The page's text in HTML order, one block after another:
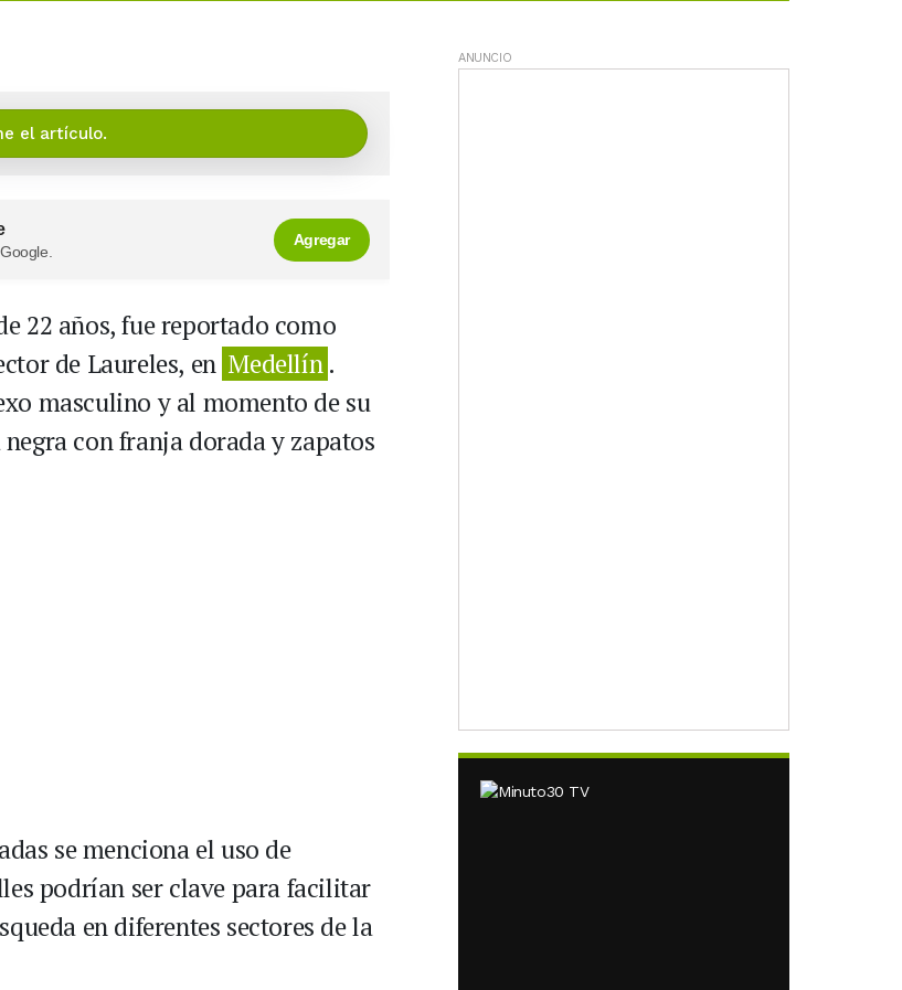
el artículo.
Agregar
22 años, fue reportado como
de Laureles, en Medellín .
masculino y al momento de su
con franja dorada y zapatos
se menciona el uso de
podrían ser clave para facilitar
en diferentes sectores de la
ANUNCIO